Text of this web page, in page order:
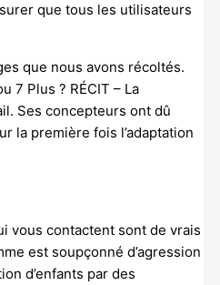
que tous les utilisateurs
que nous avons récoltés.
7 Plus ? RÉCIT – La
Ses concepteurs ont dû
la première fois l’adaptation
vous contactent sont de vrais
est soupçonné d’agression
d’enfants par des